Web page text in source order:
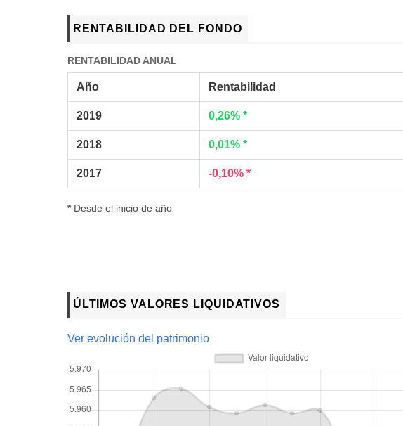
RENTABILIDAD DEL FONDO
RENTABILIDAD ANUAL
Año Rentabilidad
2019 0,26% *
2018 0,01% *
2017 -0,10% *
*Desde el inicio de año
ÚLTIMOS VALORES LIQUIDATIVOS
Ver evolución del patrimonio